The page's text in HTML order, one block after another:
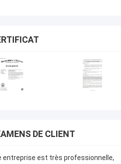
DE CLIENT
entreprise est très professionnelle,